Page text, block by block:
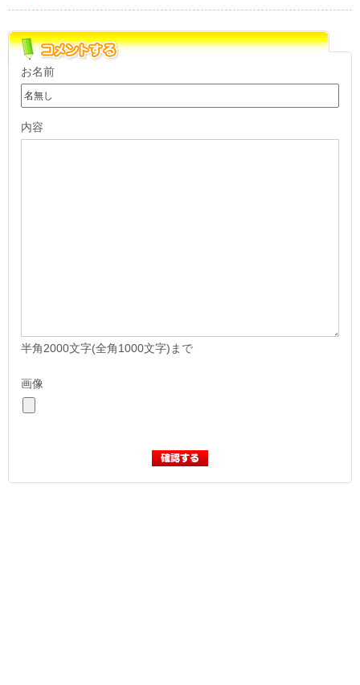
お名前
内容
半角2000文字(全角1000文字)まで
画像